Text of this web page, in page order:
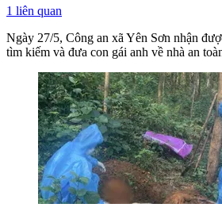
1 liên quan
Ngày 27/5, Công an xã Yên Sơn nhận
tìm kiếm và đưa con gái anh về nhà an